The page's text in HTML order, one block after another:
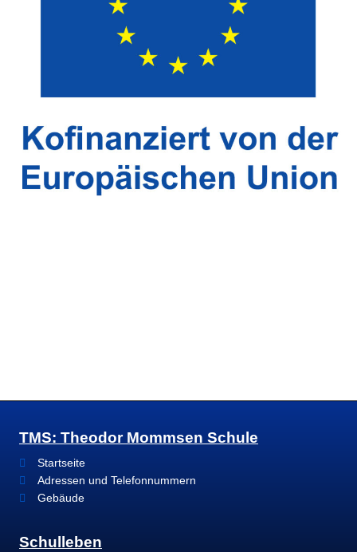
TMS: Theodor Mommsen Schule
Startseite
Adressen und Telefonnummern
Gebäude
Schulleben